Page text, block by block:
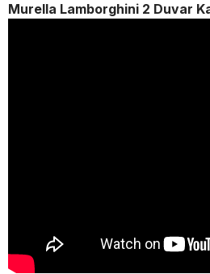
Murella Lamborghini 2 Duvar